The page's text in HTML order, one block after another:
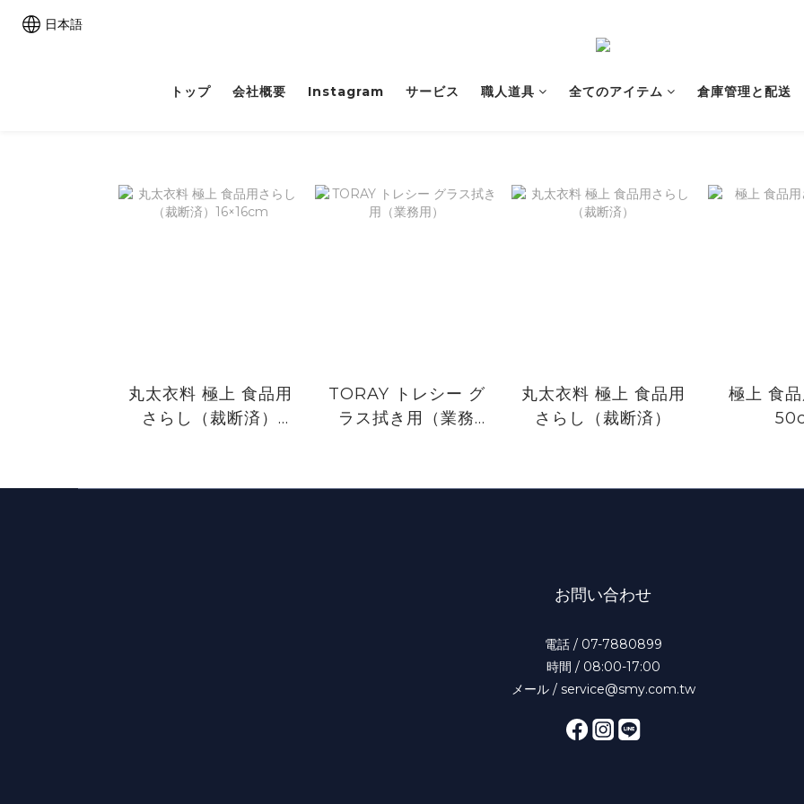
日本語
トップ 会社概要 Instagram サービス 職人道具 全てのアイテム 倉庫管理と配送
丸太衣料 極上 食品用
さらし（裁断済）
TORAY トレシー グ
ラス拭き用（業務
丸太衣料 極上 食品用
さらし（裁断済）
極上 食
お問い合わせ
電話 / 07-7880899
時間 / 08:00-17:00
メール / service@smy.com.tw